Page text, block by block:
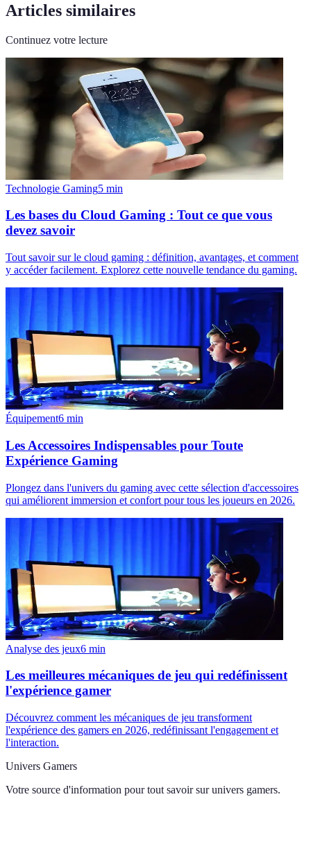
Articles similaires
Continuez votre lecture
Technologie Gaming5 min
Les bases du Cloud Gaming : Tout ce que vous
devez savoir
Tout savoir sur le cloud gaming : définition, avantages, et comment
y accéder facilement. Explorez cette nouvelle tendance du gaming.
Équipement6 min
Les Accessoires Indispensables pour Toute
Expérience Gaming
Plongez dans l'univers du gaming avec cette sélection d'accessoires
qui améliorent immersion et confort pour tous les joueurs en 2026.
Analyse des jeux6 min
Les meilleures mécaniques de jeu qui redéfinissent
l'expérience gamer
Découvrez comment les mécaniques de jeu transforment
l'expérience des gamers en 2026, redéfinissant l'engagement et
l'interaction.
Univers Gamers
Votre source d'information pour tout savoir sur univers gamers.